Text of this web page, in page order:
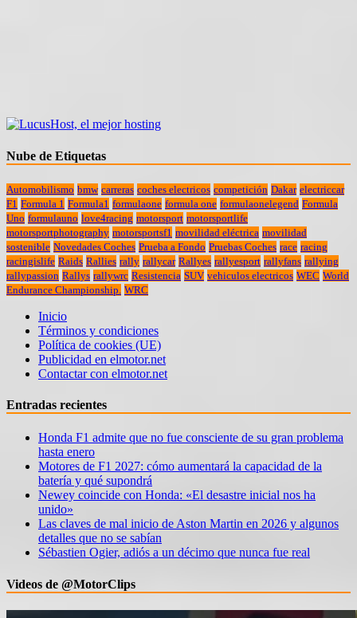
Nube de Etiquetas
Automobilismo bmw carreras coches electricos competición Dakar electriccar
F1 Formula 1 Formula1 formulaone formula one formulaonelegend Formula
Uno formulauno love4racing motorsport motorsportlife
motorsportphotography motorsportsf1 movilidad eléctrica movilidad
sostenible Novedades Coches Prueba a Fondo Pruebas Coches race racing
racingislife Raids Rallies rally rallycar Rallyes rallyesport rallyfans rallying
rallypassion Rallys rallywrc Resistencia SUV vehiculos electricos WEC World
Endurance Championship. WRC
Inicio
Términos y condiciones
Política de cookies (UE)
Publicidad en elmotor.net
Contactar con elmotor.net
Entradas recientes
Honda F1 admite que no fue consciente de su gran problema
hasta enero
Motores de F1 2027: cómo aumentará la capacidad de la
batería y qué supondrá
Newey coincide con Honda: «El desastre inicial nos ha
unido»
Las claves de mal inicio de Aston Martin en 2026 y algunos
detalles que no se sabían
Sébastien Ogier, adiós a un décimo que nunca fue real
Videos de @MotorClips